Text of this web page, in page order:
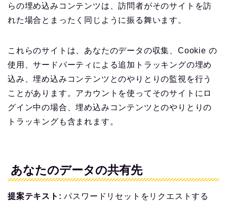
らの埋め込みコンテンツは、訪問者がそのサイトを訪
れた場合とまったく同じように振る舞います。
これらのサイトは、あなたのデータの収集、Cookie の
使用、サードパーティによる追加トラッキングの埋め
込み、埋め込みコンテンツとのやりとりの監視を行う
ことがあります。アカウントを使ってそのサイトにロ
グイン中の場合、埋め込みコンテンツとのやりとりの
トラッキングも含まれます。
あなたのデータの共有先
提案テキスト:パスワードリセットをリクエストする